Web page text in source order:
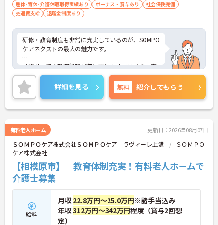
産休･育休･介護休暇取得実績あり
ボーナス・賞与あり
社会保険完備
交通費支給
退職金制度あり
研修・教育制度も非常に充実しているのが、SOMPO
ケアネクストの最大の魅力です。
「施設」での勤務経験が無い方にもオススメの、充
実の受け入れ態勢が完備されています。2016年4月
に東京都港区の本社近くに「研修センター」がOPE
N！模擬施設となっており、全職種共通でリアルな
研修が受けられます。このような取り組みも業界で
は非常にめずらしいものとなっており、社員思いの
く働くにはオススメの環境です。
詳細を見る 無料 紹介してもらう
有料老人ホーム 更新日：2026年08月07日
ＳＯＭＰＯケア株式会社ＳＯＭＰＯケア ラヴィーレ上溝
ＳＯＭＰＯ
ケア株式会社
【相模原市】 教育体制充実！有料老人ホームで
介護士募集
給料
月収 22.8万円～25.0万円※諸手当込み
年収312万円～342万円程度（賞与2回想
定）